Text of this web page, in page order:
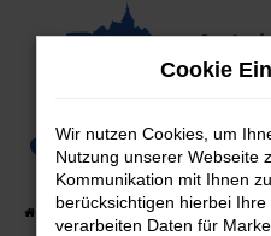
Zum
0
Startseite Fahrzeugangebote
Cookie
Wir nutzen Cookies, um
Nutzung unserer Webseite
Kommunikation mit Ihnen
berücksichtigen hierbei
verarbeiten Daten für